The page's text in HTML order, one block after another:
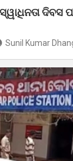
ଦିବସ
Sunil Kumar